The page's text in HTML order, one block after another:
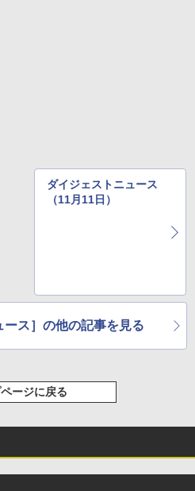
ダイジェストニュース
（11月11日）
ース］の他の記事を見る
ページに戻る